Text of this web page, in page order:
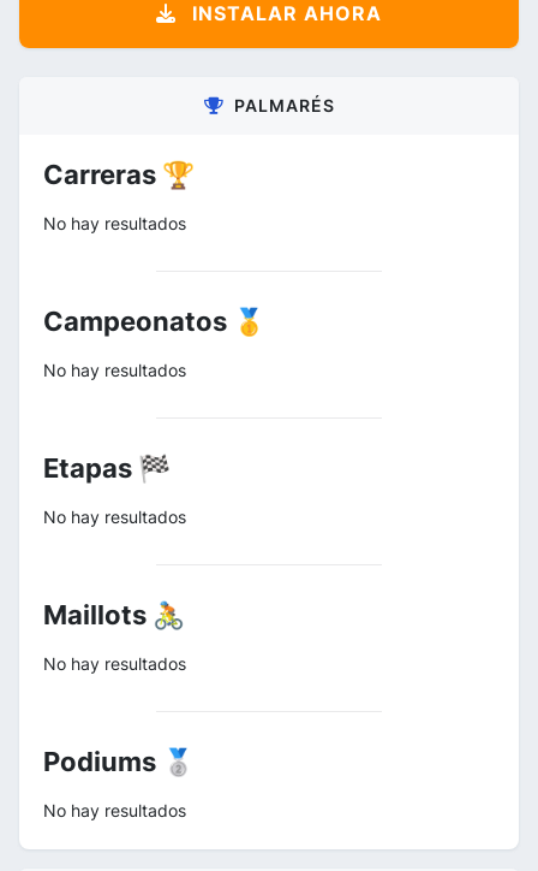
INSTALAR AHORA
PALMARÉS
Carreras 🏆
No hay resultados
Campeonatos 🥇
No hay resultados
Etapas 🏁
No hay resultados
Maillots 🚴
No hay resultados
Podiums 🥈
No hay resultados